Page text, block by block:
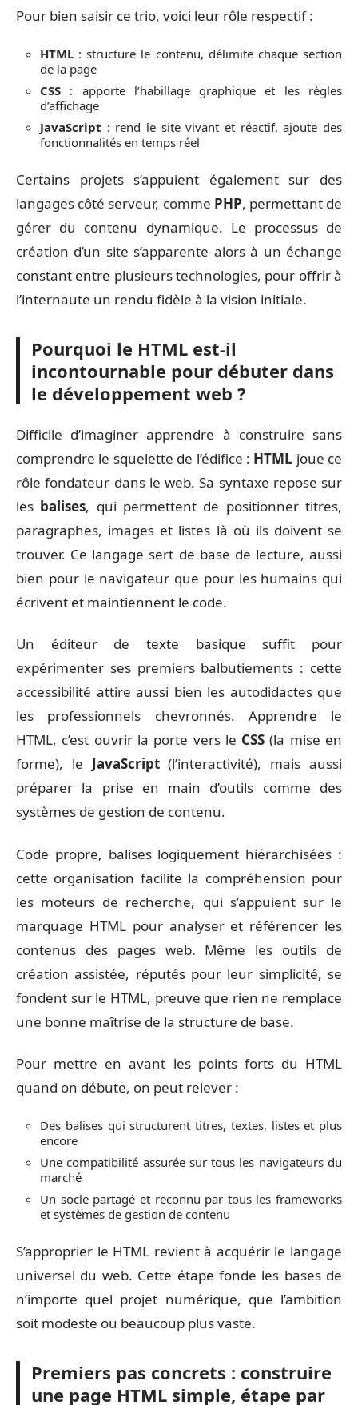
Pour bien saisir ce trio, voici leur rôle respectif :
HTML : structure le contenu, délimite chaque section
de la page
CSS : apporte l’habillage graphique et les règles
d’affichage
JavaScript : rend le site vivant et réactif, ajoute des
fonctionnalités en temps réel
Certains projets s’appuient également sur des
langages côté serveur, comme PHP, permettant de
gérer du contenu dynamique. Le processus de
création d’un site s’apparente alors à un échange
constant entre plusieurs technologies, pour offrir à
l’internaute un rendu fidèle à la vision initiale.
Pourquoi le HTML est-il
incontournable pour débuter dans
le développement web ?
Difficile d’imaginer apprendre à construire sans
comprendre le squelette de l’édifice : HTML joue ce
rôle fondateur dans le web. Sa syntaxe repose sur
les balises, qui permettent de positionner titres,
paragraphes, images et listes là où ils doivent se
trouver. Ce langage sert de base de lecture, aussi
bien pour le navigateur que pour les humains qui
écrivent et maintiennent le code.
Un éditeur de texte basique suffit pour
expérimenter ses premiers balbutiements : cette
accessibilité attire aussi bien les autodidactes que
les professionnels chevronnés. Apprendre le
HTML, c’est ouvrir la porte vers le CSS (la mise en
forme), le JavaScript(l’interactivité), mais aussi
préparer la prise en main d’outils comme des
systèmes de gestion de contenu.
Code propre, balises logiquement hiérarchisées :
cette organisation facilite la compréhension pour
les moteurs de recherche, qui s’appuient sur le
marquage HTML pour analyser et référencer les
contenus des pages web. Même les outils de
création assistée, réputés pour leur simplicité, se
fondent sur le HTML, preuve que rien ne remplace
une bonne maîtrise de la structure de base.
Pour mettre en avant les points forts du HTML
quand on débute, on peut relever :
Des balises qui structurent titres, textes, listes et plus
encore
Une compatibilité assurée sur tous les navigateurs du
marché
Un socle partagé et reconnu par tous les frameworks
et systèmes de gestion de contenu
S’approprier le HTML revient à acquérir le langage
universel du web. Cette étape fonde les bases de
n’importe quel projet numérique, que l’ambition
soit modeste ou beaucoup plus vaste.
Premiers pas concrets : construire
une page HTML simple, étape par